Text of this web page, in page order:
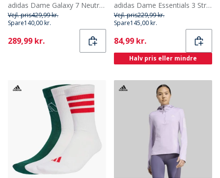
adidas Dame Galaxy 7 Neutrale Løbesko Preloved Crimson/Core Black/Semi Pink
Vejl. pris429,99 kr.
Spare140,00 kr.
Current
289,99 kr.
adidas Dame Essentials 3 Stripes Vævede Shorts Sort/Hvid
Vejl. pris229,99 kr.
Spare145,00 kr.
Current
84,99 kr.
Halv pris eller mindre